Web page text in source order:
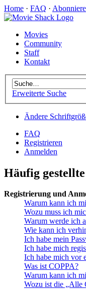
Home · FAQ ·
Movies
Community
Staff
Kontakt
Erweiterte Suche
Ändere
FAQ
Registrieren
Anmelden
Häufig
Registrierung und
Warum kann ich
Wozu muss ich
Warum werde ich
Wie kann ich
Ich habe mein
Ich habe mich
Ich habe mich vor
Was ist COPPA?
Warum kann ich
Wozu ist die „Alle